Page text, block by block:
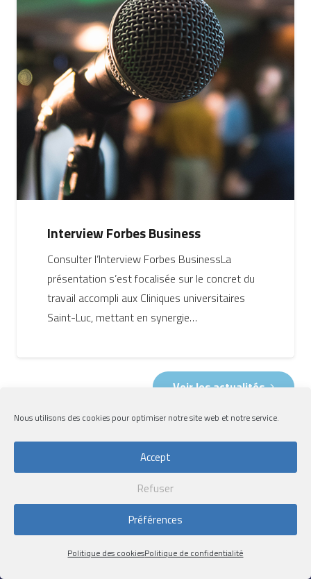
Nous utilisons des cookies pour optimiser notre site web et notre service.
Accept
Refuser
Préférences
Politique des cookiesPolitique de confidentialité
Interview Forbes Business
Consulter l’Interview Forbes BusinessLa
présentation s’est focalisée sur le concret du
travail accompli aux Cliniques universitaires
Saint-Luc, mettant en synergie…
Voir les actualités
Mentions Légales|Politique de confidentialité
|Politique des cookies